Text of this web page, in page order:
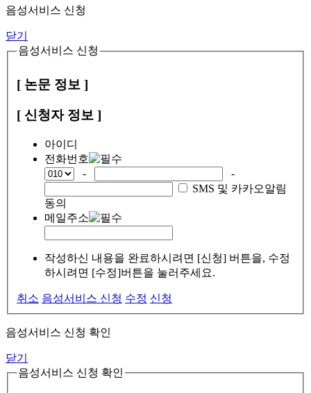
음성서비스 신청
닫기
음성서비스 신청
[ 논문 정보 ]
[ 신청자 정보 ]
아이디
전화번호
-
-
SMS 및 카카오알림
동의
메일주소
작성하신 내용을 완료하시려면 [신청] 버튼을, 수정
하시려면 [수정]버튼을 눌러주세요.
취소 음성서비스 신청 수정 신청
음성서비스 신청 확인
닫기
음성서비스 신청 확인